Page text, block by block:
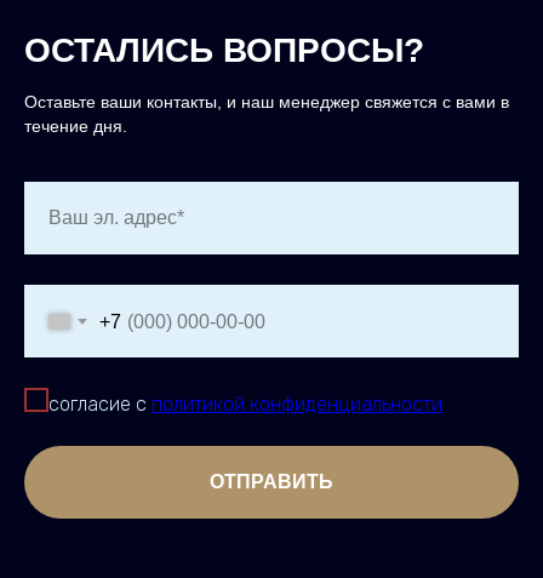
ОСТАЛИСЬ ВОПРОСЫ?
Оставьте ваши контакты, и наш менеджер свяжется с вами в
течение дня.
Ваш эл. адрес*
+7
согласие с политикой конфиденциальности
ОТПРАВИТЬ